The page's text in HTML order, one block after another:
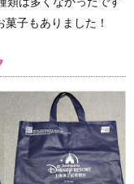
子もありました！